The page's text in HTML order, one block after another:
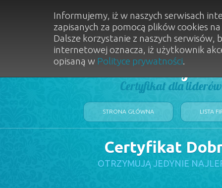
Dobry
Certyfikat dla
STRONA GŁÓWNA LISTA
Certyfikat
OTRZYMUJĄ JEDYNIE
Informujemy, iż w naszych serwisach
zapisanych za pomocą plików cookies
Dalsze korzystanie z naszych
internetowej oznacza, iż użytkownik
opisaną w Polityce prywatności.